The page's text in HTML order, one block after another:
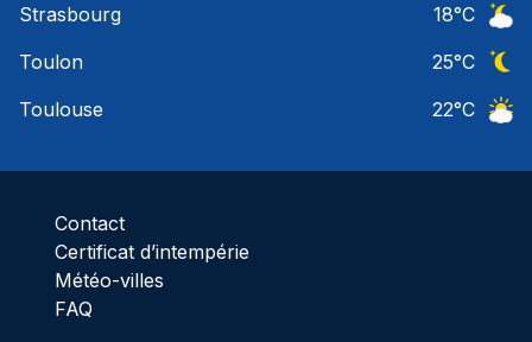
Strasbourg
18°C
Toulon
25°C
Toulouse
22°C
Contact
Certificat d’intempérie
Météo-villes
FAQ